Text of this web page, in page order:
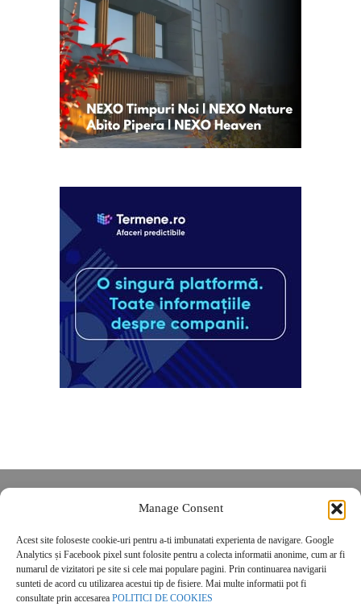
Manage Consent
Acest site foloseste cookie-uri pentru a-ti imbunatati experienta de navigare. Google
Analytics și Facebook pixel sunt folosite pentru a colecta informatii anonime, cum ar fi
numarul de vizitatori pe site si cele mai populare pagini. Prin continuarea navigarii
sunteti de acord cu utilizarea acestui tip de fisiere. Mai multe informatii pot fi
consultate prin accesarea POLITICI DE COOKIES
POLITICĂ DE CONFIDENȚIALITATE
Politica de cookies